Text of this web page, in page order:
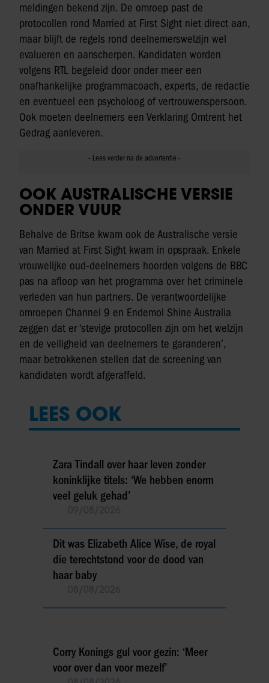
meldingen bekend zijn. De omroep past de
protocollen rond Married at First Sight niet direct aan,
maar blijft de regels rond deelnemerswelzijn wel
evalueren en aanscherpen. Kandidaten worden
volgens RTL begeleid door onder meer een
onafhankelijke programmacoach, experts, de redactie
en eventueel een psycholoog of vertrouwenspersoon.
Ook moeten deelnemers een Verklaring Omtrent het
Gedrag aanleveren.
OOK AUSTRALISCHE VERSIE
ONDER VUUR
Behalve de Britse kwam ook de Australische versie
van Married at First Sight kwam in opspraak. Enkele
vrouwelijke oud-deelnemers hoorden volgens de BBC
pas na afloop van het programma over het criminele
verleden van hun partners. De verantwoordelijke
omroepen Channel 9 en Endemol Shine Australia
zeggen dat er ‘stevige protocollen zijn om het welzijn
en de veiligheid van deelnemers te garanderen’,
maar betrokkenen stellen dat de screening van
kandidaten wordt afgeraffeld.
LEES OOK
Zara Tindall over haar leven zonder
koninklijke titels: ‘We hebben enorm
veel geluk gehad’
Dit was Elizabeth Alice Wise, de royal
die terechtstond voor de dood van
haar baby
Corry Konings gul voor gezin: ‘Meer
voor over dan voor mezelf’